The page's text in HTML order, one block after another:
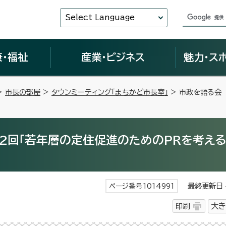
Select Language
福祉 産業・ビジネス 魅力・ス
市長の部屋 > タウンミーティング「まちかど市長室」 > 市政を語る会
若年層の定住促進のためのPRを考える
ページ番号1014991 最終更新日
印刷 大